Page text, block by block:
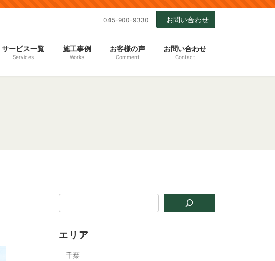
045-900-9330 お問い合わせ
サービス一覧
Services
施工事例
Works
お客様の声
Comment
お問い合わせ
Contact
エリア
千葉